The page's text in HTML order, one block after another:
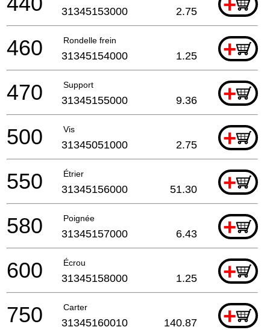
31345153000 2.75
Rondelle frein +
460 31345154000 1.25
Support +
470 31345155000 9.36
Vis +
500 31345051000 2.75
Étrier +
550 31345156000 51.30
Poignée +
580 31345157000 6.43
Écrou +
600 31345158000 1.25
Carter +
750 31345160010 140.87